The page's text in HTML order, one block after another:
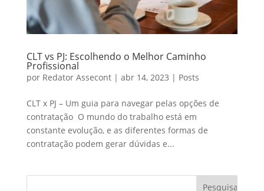
CLT vs PJ: Escolhendo o Melhor Caminho
Profissional
por Redator Assecont| abr 14, 2023 | Posts
CLT x PJ – Um guia para navegar pelas opções de
contratação O mundo do trabalho está em
constante evolução, e as diferentes formas de
contratação podem gerar dúvidas e...